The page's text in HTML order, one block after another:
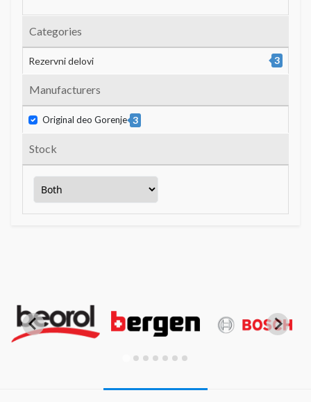
Categories
Rezervni delovi 3
Manufacturers
Original deo Gorenje 3
Stock